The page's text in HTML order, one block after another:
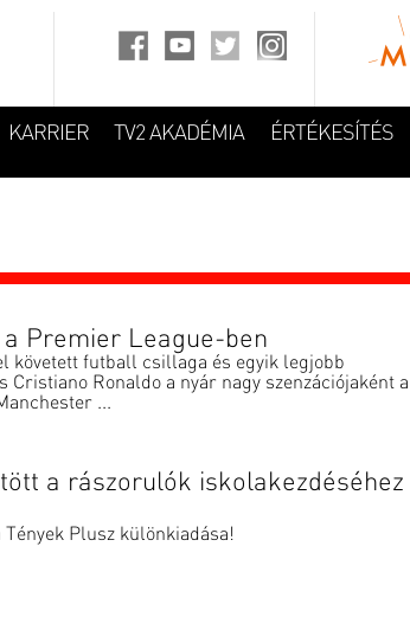
KARRIER TV2 AKADÉMIA ÉRTÉKESÍTÉS
Premier League-ben
követett futball csillaga és egyik legjobb
Cristiano Ronaldo a nyár nagy szenzációjaként a
...
a rászorulók iskolakezdéséhez
Plusz különkiadása!